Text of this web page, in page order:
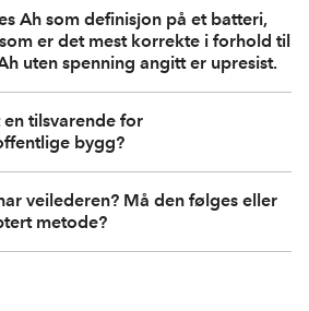
Ah som definisjon på et batteri,
er det mest korrekte i forhold til
uten spenning angitt er upresist.
tilsvarende for
bygg?
veilederen? Må den følges eller
metode?